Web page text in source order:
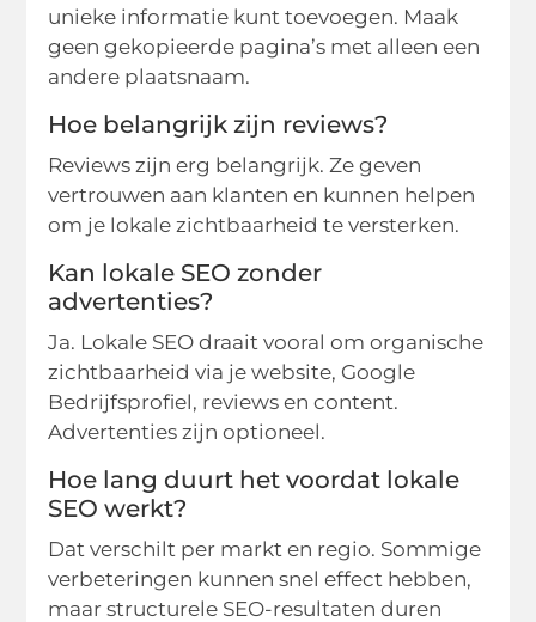
unieke informatie kunt toevoegen. Maak
geen gekopieerde pagina’s met alleen een
andere plaatsnaam.
Hoe belangrijk zijn reviews?
Reviews zijn erg belangrijk. Ze geven
vertrouwen aan klanten en kunnen helpen
om je lokale zichtbaarheid te versterken.
Kan lokale SEO zonder
advertenties?
Ja. Lokale SEO draait vooral om organische
zichtbaarheid via je website, Google
Bedrijfsprofiel, reviews en content.
Advertenties zijn optioneel.
Hoe lang duurt het voordat lokale
SEO werkt?
Dat verschilt per markt en regio. Sommige
verbeteringen kunnen snel effect hebben,
maar structurele SEO-resultaten duren